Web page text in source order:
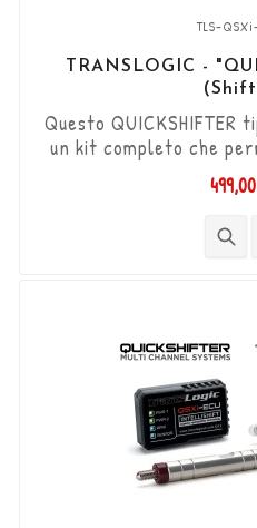
TLS-
TRANSLOGIC -
Questo
un kit completo che
marce (Shift-Up)
Kit "Plug & Play"
"Standard e Reverse". Il